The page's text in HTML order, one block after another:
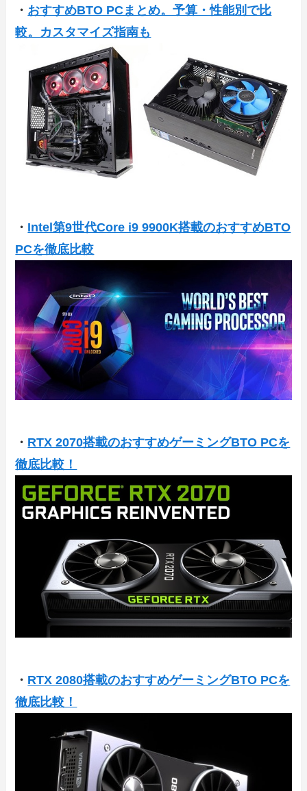
・ おすすめBTO PCまとめ。予算・性能別で比
較。カスタマイズ指南も
・ Intel第9世代Core i9 9900K搭載のおすすめBTO
PCを徹底比較
・ RTX 2070搭載のおすすめゲーミングBTO PCを
徹底比較！
・ RTX 2080搭載のおすすめゲーミングBTO PCを
徹底比較！